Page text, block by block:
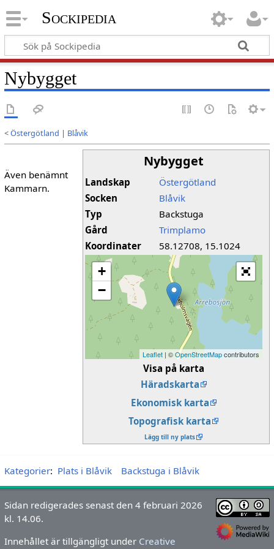
Sockipedia
Nybygget
<Östergötland | Blåvik
Nybygget
Landskap
Östergötland
Socken
Blåvik
Typ
Backstuga
Gård
Trimplamo
Koordinater
58.12708, 15.1024
+
−
Leaflet | ©OpenStreetMapcontributors
Visa på karta
Häradskarta
Ekonomisk karta
Topografisk karta
Lägg till ny plats
Även benämnt
Kammarn.
Kategorier: Plats i Blåvik Backstuga i Blåvik
Sidan redigerades senast den 4 februari 2026
kl. 14.06.
Innehållet är tillgängligt under Creative